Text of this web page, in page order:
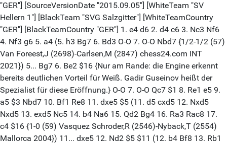
"GER"] [SourceVersionDate "2015.09.05"] [WhiteTeam "SV
Hellern 1"] [BlackTeam "SVG Salzgitter"] [WhiteTeamCountry
"GER"] [BlackTeamCountry "GER"] 1. e4 d6 2. d4 c6 3. Nc3 Nf6
4. Nf3 g6 5. a4 (5. h3 Bg7 6. Bd3 O-O 7. O-O Nbd7 {1/2-1/2 (57)
Van Foreest,J (2698)-Carlsen,M (2847) chess24.com INT
2021}) 5... Bg7 6. Be2 $16 {Nur am Rande: die Engine erkennt
bereits deutlichen Vorteil für Weiß. Gadir Guseinov heißt der
Spezialist für diese Eröffnung.} O-O 7. O-O Qc7 $1 8. Re1 e5 9.
a5 $3 Nbd7 10. Bf1 Re8 11. dxe5 $5 (11. d5 cxd5 12. Nxd5
Nxd5 13. exd5 Nc5 14. b4 Na6 15. Qd2 Bg4 16. Ra3 Rac8 17.
c4 $16 {1-0 (59) Vasquez Schroder,R (2546)-Nyback,T (2554)
Mallorca 2004}) 11... dxe5 12. Nd2 $5 $11 (12. b4 Bf8 13. Rb1